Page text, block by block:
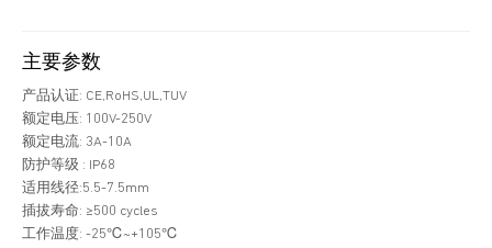
主要参数
产品认证: CE,RoHS,UL,TUV
额定电压: 100V-250V
额定电流: 3A-10A
防护等级 : IP68
适用线径:5.5-7.5mm
插拔寿命: ≥500 cycles
工作温度: -25℃~+105℃